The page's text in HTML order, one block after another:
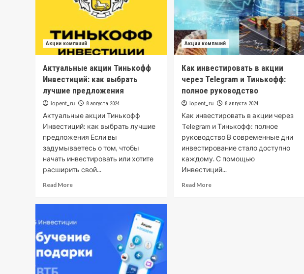
Акции компаний
Актуальные акции Тинькофф
Инвестиций: как выбрать
лучшие предложения
iopent_ru 8 августа 2024
Актуальные акции Тинькофф
Инвестиций: как выбрать лучшие
предложения Если вы
задумываетесь о том, чтобы
начать инвестировать или хотите
расширить свой...
Read More
Акции компаний
Как инвестировать в акции
через Telegram и Тинькофф:
полное руководство
iopent_ru 8 августа 2024
Как инвестировать в акции через
Telegram и Тинькофф: полное
руководство В современные дни
инвестирование стало доступно
каждому. С помощью
Инвестиций...
Read More